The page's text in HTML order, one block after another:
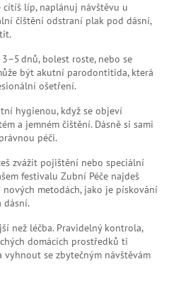
cítíš líp, naplánuj návštěvu u
čištění odstraní plak pod dásní,
dnů, bolest roste, nebo se
být akutní parodontitida, která
ošetření.
hygienou, když se objeví
a jemném čištění. Dásně si sami
péči.
zvážit pojištění nebo speciální
festivalu Zubní Péče najdeš
metodách, jako je pískování
dásní.
než léčba. Pravidelný kontrola,
domácích prostředků ti
se zbytečným návštěvám